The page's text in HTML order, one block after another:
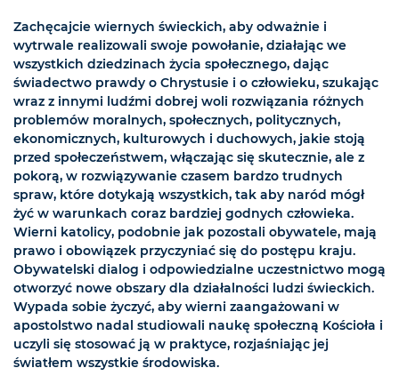
Zachęcajcie wiernych świeckich, aby odważnie i
wytrwale realizowali swoje powołanie, działając we
wszystkich dziedzinach życia społecznego, dając
świadectwo prawdy o Chrystusie i o człowieku, szukając
wraz z innymi ludźmi dobrej woli rozwiązania różnych
problemów moralnych, społecznych, politycznych,
ekonomicznych, kulturowych i duchowych, jakie stoją
przed społeczeństwem, włączając się skutecznie, ale z
pokorą, w rozwiązywanie czasem bardzo trudnych
spraw, które dotykają wszystkich, tak aby naród mógł
żyć w warunkach coraz bardziej godnych człowieka.
Wierni katolicy, podobnie jak pozostali obywatele, mają
prawo i obowiązek przyczyniać się do postępu kraju.
Obywatelski dialog i odpowiedzialne uczestnictwo mogą
otworzyć nowe obszary dla działalności ludzi świeckich.
Wypada sobie życzyć, aby wierni zaangażowani w
apostolstwo nadal studiowali naukę społeczną Kościoła i
uczyli się stosować ją w praktyce, rozjaśniając jej
światłem wszystkie środowiska.